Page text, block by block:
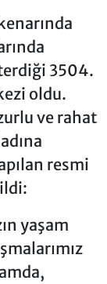
3504.
oldu.
ve rahat
resmi
yaşam